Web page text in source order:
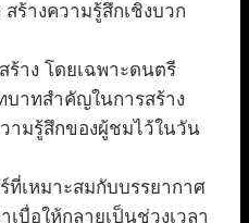
ร้างความรู้สึกเชิงบวก
ร้าง โดยเฉพาะดนตรี
าทสำคัญในการสร้าง
ามรู้สึกของผู้ชมไว้ในวัน
ที่เหมาะสมกับบรรยากาศ
บื่อให้กลายเป็นช่วงเวลา